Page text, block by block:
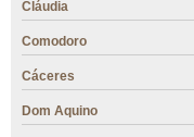
Cláudia
Comodoro
Cáceres
Dom Aquino